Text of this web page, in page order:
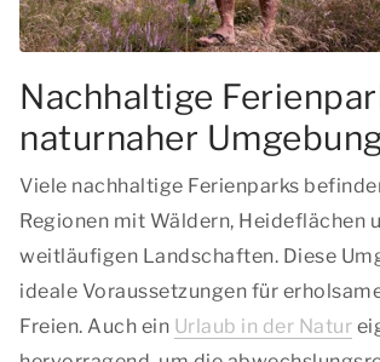
Nachhaltige
naturnaher
Viele nachhaltige Ferienparks
Regionen mit Wäldern, Heideflächen
weitläufigen Landschaften. Diese
ideale Voraussetzungen für
Freien. Auch ein Urlaub in der Natur